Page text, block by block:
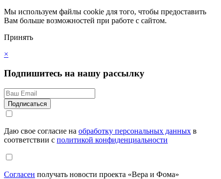
Мы используем файлы cookie для того, чтобы предоставить
Вам больше возможностей при работе с сайтом.
Принять
×
Подпишитесь на нашу рассылку
Даю свое согласие на обработку персональных данных в
соответствии с политикой конфиденциальности
Согласен получать новости проекта «Вера и Фома»